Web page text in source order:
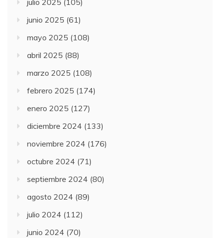
julio 2025 (105)
junio 2025 (61)
mayo 2025 (108)
abril 2025 (88)
marzo 2025 (108)
febrero 2025 (174)
enero 2025 (127)
diciembre 2024 (133)
noviembre 2024 (176)
octubre 2024 (71)
septiembre 2024 (80)
agosto 2024 (89)
julio 2024 (112)
junio 2024 (70)